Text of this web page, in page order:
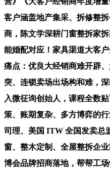
客户涵盖地产集采、拆修整
商，陈文学深耕门窗整拆家
能婚配对应！家具渠道大客
痛点：优良大经销商难开辟
突、连锁卖场出场构和难，
入微征询创始人，课程全数
策、账期复杂、多方博弈的
司理、美国 ITW 全国发卖总
窗、整木定制、全屋整拆企
博会品牌招商落地，帮帮工